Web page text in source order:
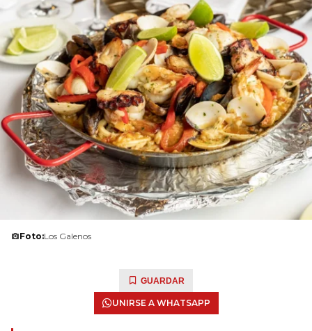
Foto:Los Galenos
GUARDAR
UNIRSE A WHATSAPP